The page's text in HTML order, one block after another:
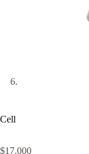
Cell
$17.000